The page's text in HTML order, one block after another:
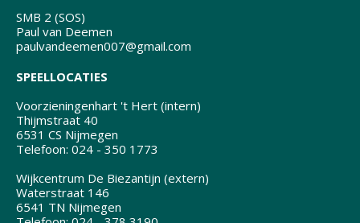
SMB 2 (SOS)
Paul van Deemen
paulvandeemen007@gmail.com
SPEELLOCATIES
Voorzieningenhart 't Hert (intern)
Thijmstraat 40
6531 CS Nijmegen
Telefoon: 024 - 350 1773
Wijkcentrum De Biezantijn (extern)
Waterstraat 146
6541 TN Nijmegen